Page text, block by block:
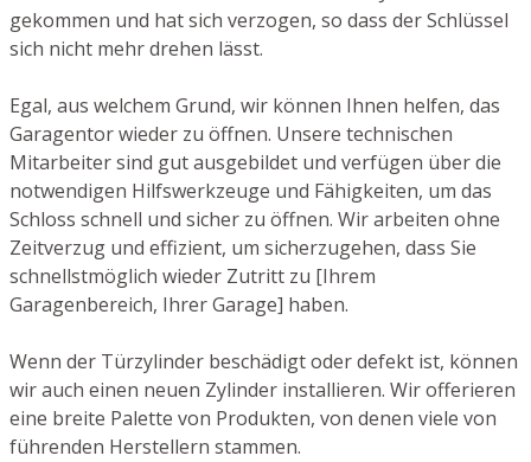
gekommen und hat sich verzogen, so dass der Schlüssel
sich nicht mehr drehen lässt.
Egal, aus welchem Grund, wir können Ihnen helfen, das
Garagentor wieder zu öffnen. Unsere technischen
Mitarbeiter sind gut ausgebildet und verfügen über die
notwendigen Hilfswerkzeuge und Fähigkeiten, um das
Schloss schnell und sicher zu öffnen. Wir arbeiten ohne
Zeitverzug und effizient, um sicherzugehen, dass Sie
schnellstmöglich wieder Zutritt zu [Ihrem
Garagenbereich, Ihrer Garage] haben.
Wenn der Türzylinder beschädigt oder defekt ist, können
wir auch einen neuen Zylinder installieren. Wir offerieren
eine breite Palette von Produkten, von denen viele von
führenden Herstellern stammen.